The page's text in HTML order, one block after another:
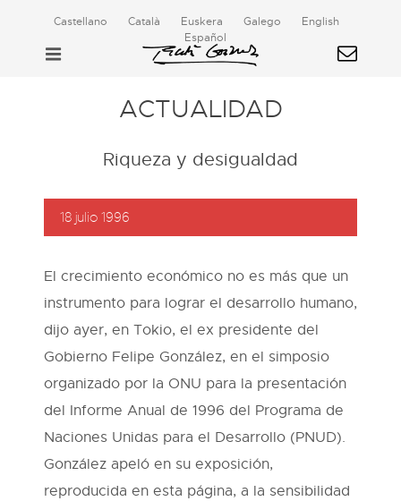
Castellano Català Euskera Galego
English
Español
ACTUALIDAD
Riqueza y desigualdad
18 julio 1996
El crecimiento económico no es más que un
instrumento para lograr el desarrollo humano,
dijo ayer, en Tokio, el ex presidente del
Gobierno Felipe González, en el simposio
organizado por la ONU para la presentación
del Informe Anual de 1996 del Programa de
Naciones Unidas para el Desarrollo (PNUD).
González apeló en su exposición,
reproducida en esta página, a la sensibilidad